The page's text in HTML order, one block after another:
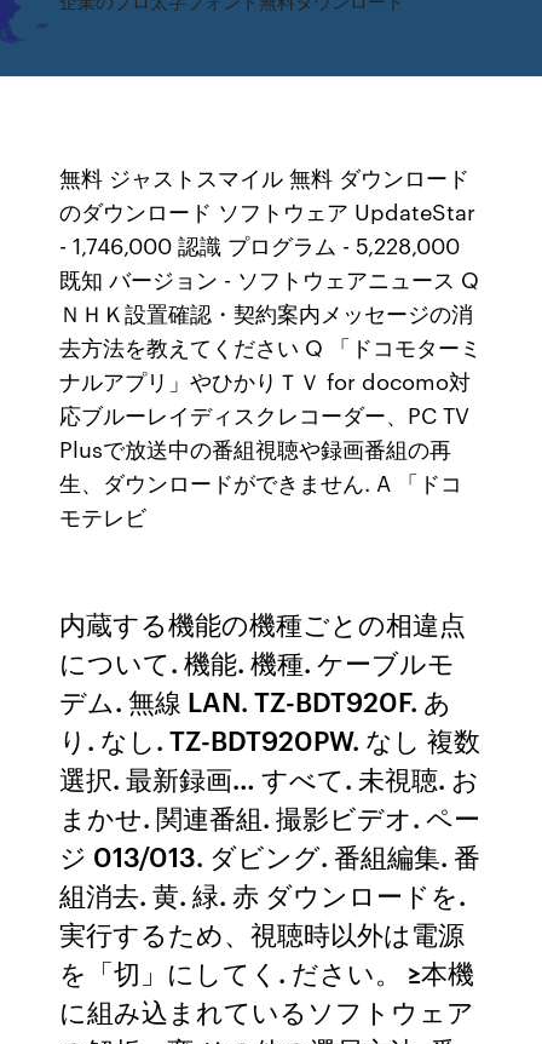
無料 ジャストスマイル 無料 ダウンロード
のダウンロード ソフトウェア UpdateStar
- 1,746,000 認識 プログラム - 5,228,000
既知 バージョン - ソフトウェアニュース Q
ＮＨＫ設置確認・契約案内メッセージの消
去方法を教えてください Q 「ドコモターミ
ナルアプリ」やひかりＴＶ for docomo対
応ブルーレイディスクレコーダー、PC TV
Plusで放送中の番組視聴や録画番組の再
生、ダウンロードができません. A 「ドコ
モテレビ
内蔵する機能の機種ごとの相違点
について. 機能. 機種. ケーブルモ
デム. 無線 LAN. TZ-BDT920F. あ
り. なし. TZ-BDT920PW. なし 複数
選択. 最新録画… すべて. 未視聴. お
まかせ. 関連番組. 撮影ビデオ. ペー
ジ 013/013. ダビング. 番組編集. 番
組消去. 黄. 緑. 赤 ダウンロードを.
実行するため、視聴時以外は電源
を「切」にしてく. ださい。 ≥本機
に組み込まれているソフトウェア